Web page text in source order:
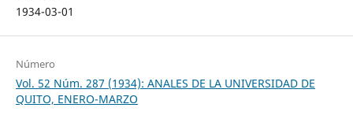
1934-03-01
Número
Vol. 52 Núm. 287 (1934): ANALES DE LA UNIVERSIDAD DE
QUITO, ENERO-MARZO